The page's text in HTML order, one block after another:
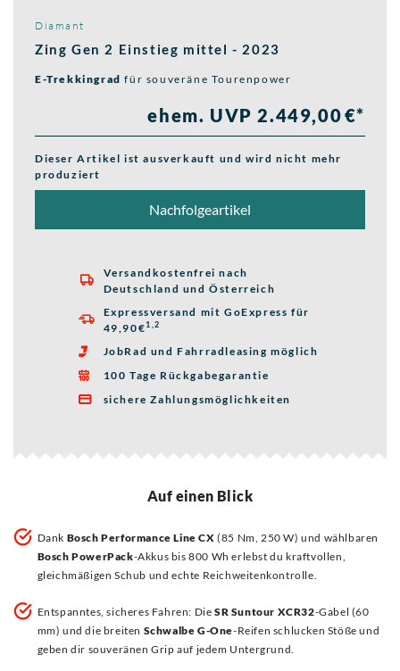
Diamant
Zing Gen 2 Einstieg mittel - 2023
E-Trekkingrad für souveräne Tourenpower
ehem. UVP 2.449,00 €*
Dieser Artikel ist ausverkauft und wird nicht mehr
produziert
Nachfolgeartikel

Versandkostenfrei nach
Deutschland und Österreich

Expressversand mit GoExpress für
49,90€1,2
 JobRad und Fahrradleasing möglich
 100 Tage Rückgabegarantie
 sichere Zahlungsmöglichkeiten
Auf einen Blick
Dank Bosch Performance Line CX (85 Nm, 250 W) und wählbaren
Bosch PowerPack-Akkus bis 800 Wh erlebst du kraftvollen,
gleichmäßigen Schub und echte Reichweitenkontrolle.
Entspanntes, sicheres Fahren: DieSR Suntour XCR32-Gabel (60
mm) und die breiten Schwalbe G-One-Reifen schlucken Stöße und
geben dir souveränen Grip auf jedem Untergrund.